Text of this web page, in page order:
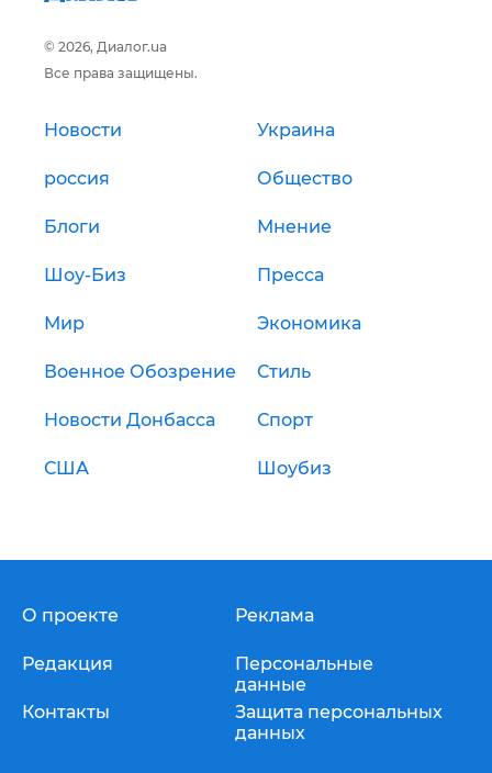
© 2026, Диалог.ua
Все права защищены.
Новости Украина
россия Общество
Блоги Мнение
Шоу-Биз Пресса
Мир Экономика
Военное Обозрение Стиль
Новости Донбасса Спорт
США Шоубиз
О проекте
Редакция
Контакты
Реклама
Персональные
данные
Защита персональных
данных